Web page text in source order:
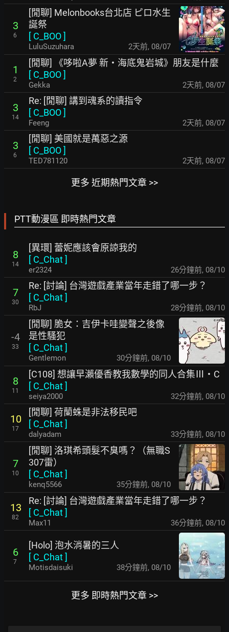
3
6
[閒聊] Melonbooks台北店 ピロ水生
誕祭
[ C_BOO]
LuluSuzuhara 2天前, 08/07
1
2
[閒聊] 《哆啦A夢 新‧海底鬼岩城》朋友是什麼
[ C_BOO]
Gekka 2天前, 08/07
3
14
Re: [閒聊] 講到魂系的讀指令
[ C_BOO]
Feeng 2天前, 08/07
3
6
[閒聊] 美國就是萬惡之源
[ C_BOO]
TED781120 2天前, 08/07
更多 近期熱門文章 >>
PTT動漫區 即時熱門文章
8
14
[異環] 蕾妮應該會原諒我的
[ C_Chat]
er2324 26分鐘前, 08/10
7
30
Re: [討論] 台灣遊戲產業當年走錯了哪一步？
[ C_Chat]
RbJ 28分鐘前, 08/10
-4
33
[閒聊] 脆女：吉伊卡哇變聲之後像
是性騷犯
[ C_Chat]
Gentlemon 30分鐘前, 08/10
8
11
[C108] 想讓早瀨優香教我數學的同人合集Ⅲ・C
[ C_Chat]
seiya2000 32分鐘前, 08/10
10
17
[閒聊] 荷蘭蛛是非法移民吧
[ C_Chat]
dalyadam 33分鐘前, 08/10
7
10
[閒聊] 洛琪希頭髮不臭嗎？（無職S
307雷）
[ C_Chat]
kenq5566 35分鐘前, 08/10
13
82
Re: [討論] 台灣遊戲產業當年走錯了哪一步？
[ C_Chat]
Max11 36分鐘前, 08/10
6
7
[Holo] 泡水消暑的三人
[ C_Chat]
Motisdaisuki 38分鐘前, 08/10
更多 即時熱門文章 >>